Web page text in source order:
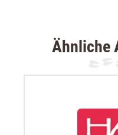
Ähnliche